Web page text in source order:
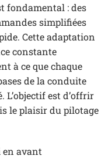
fondamental : des
simplifiées
Cette adaptation
constante
à ce que chaque
de la conduite
est d’offrir
le plaisir du pilotage
avant